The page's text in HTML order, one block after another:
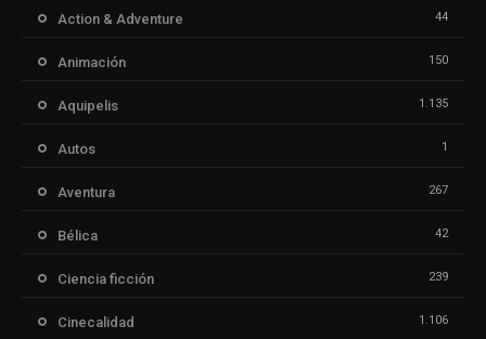
Action & Adventure 44
Animación 150
Aquipelis 1.135
Autos 1
Aventura 267
Bélica 42
Ciencia ficción 239
Cinecalidad 1.106